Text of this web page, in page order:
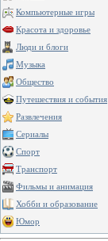
Компьютерные игры
Красота и здоровье
Люди и блоги
Музыка
Общество
Путешествия и события
Развлечения
Сериалы
Спорт
Транспорт
Фильмы и анимация
Хобби и образование
Юмор